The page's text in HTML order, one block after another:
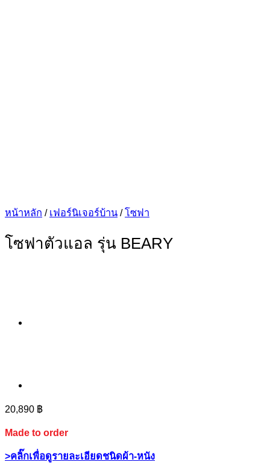
หน้าหลัก / เฟอร์นิเจอร์บ้าน / โซฟา
โซฟาตัวแอล รุ่น BEARY
20,890 ฿
Made to order
>คลิ๊กเพื่อดูรายละเอียดชนิดผ้า-หนัง